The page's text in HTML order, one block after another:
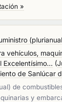
»
vehículos,
Excelentísimo... (
de Sanlúcar
de
y